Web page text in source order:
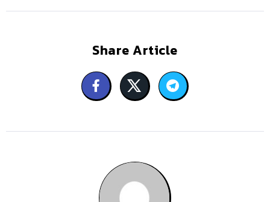
Share Article